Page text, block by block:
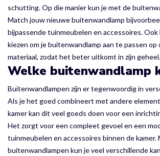
schutting. Op die manier kun je met de
Match jouw nieuwe buitenwandlamp
bijpassende tuinmeubelen en accessoires. Ook
kiezen om je buitenwandlamp aan te passen op
materiaal, zodat het beter uitkomt in zijn geheel.
Welke buitenwandlamp
Buitenwandlampen zijn er tegenwoordig in
Als je het goed combineert met andere
kamer kan dit veel goeds doen voor een
Het zorgt voor een compleet gevoel en een
tuinmeubelen en accessoires binnen de kamer.
buitenwandlampen kun je veel verschillende